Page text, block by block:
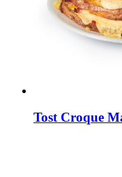
Tost Croque